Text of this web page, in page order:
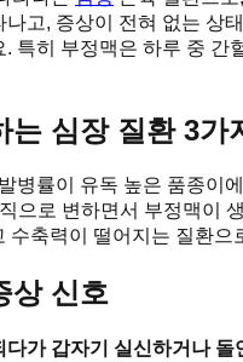
고, 증상이 전혀 없는 상
특히 부정맥은 하루 중
심장 질환 3가
병률이 유독 높은 품종이
으로 변하면서 부정맥이
수축력이 떨어지는 질환
상 신호
가 갑자기 실신하거나 돌